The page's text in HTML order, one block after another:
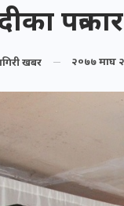
खबर २०७७ माघ